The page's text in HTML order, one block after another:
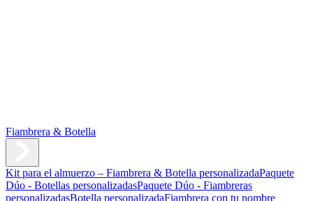
Fiambrera & Botella
Kit para el almuerzo – Fiambrera & Botella personalizadaPaquete
Dúo - Botellas personalizadasPaquete Dúo - Fiambreras
personalizadasBotella personalizadaFiambrera con tu nombre